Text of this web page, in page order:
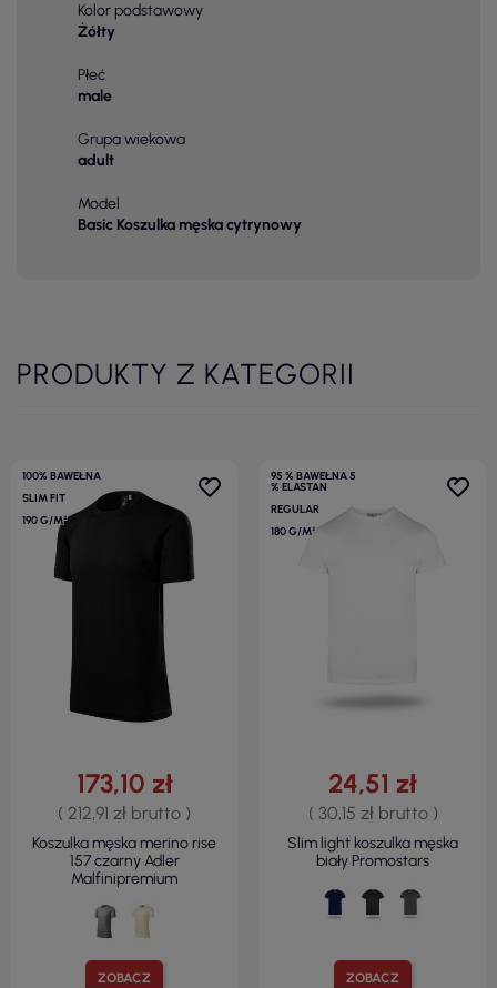
Kolor podstawowy
Żółty
Płeć
male
Grupa wiekowa
adult
Model
Basic Koszulka męska cytrynowy
PRODUKTY Z KATEGORII
100% BAWEŁNA
SLIM FIT
190 G/M²
ZOBACZ
173,10 zł
( 212,91 zł brutto )
Koszulka męska merino rise
157 czarny Adler
Malfinipremium
95 % BAWEŁNA 5
% ELASTAN
REGULAR
180 G/M²
ZOBACZ
24,51 zł
( 30,15 zł brutto )
Slim light koszulka męska
biały Promostars